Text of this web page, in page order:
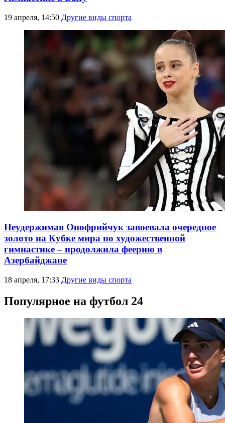
19 апреля, 14:50 Другие виды спорта
Неудержимая Онофрийчук завоевала очередное
золото на Кубке мира по художественной
гимнастике – продолжила феерию в
Азербайджане
18 апреля, 17:33 Другие виды спорта
Популярное на футбол 24